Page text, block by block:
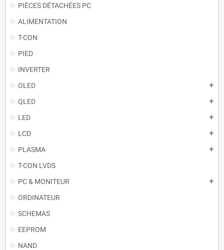
PIÈCES DÉTACHÉES PC
ALIMENTATION
T-CON
PIED
INVERTER
OLED
QLED
LED
LCD
PLASMA
T-CON LVDS
PC & MONITEUR
ORDINATEUR
SCHEMAS
EEPROM
NAND